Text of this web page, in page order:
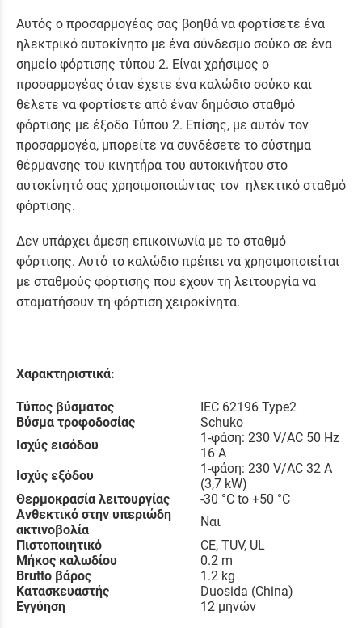
Αυτός ο προσαρμογέας σας βοηθά να φορτίσετε ένα
ηλεκτρικό αυτοκίνητο με ένα σύνδεσμο σούκο σε ένα
σημείο φόρτισης τύπου 2. Είναι χρήσιμος ο
προσαρμογέας όταν έχετε ένα καλώδιο σούκο και
θέλετε να φορτίσετε από έναν δημόσιο σταθμό
φόρτισης με έξοδο Τύπου 2. Επίσης, με αυτόν τον
προσαρμογέα, μπορείτε να συνδέσετε το σύστημα
θέρμανσης του κινητήρα του αυτοκινήτου στο
αυτοκίνητό σας χρησιμοποιώντας τον ηλεκτικό σταθμό
φόρτισης.
Δεν υπάρχει άμεση επικοινωνία με το σταθμό
φόρτισης. Αυτό το καλώδιο πρέπει να χρησιμοποιείται
με σταθμούς φόρτισης που έχουν τη λειτουργία να
σταματήσουν τη φόρτιση χειροκίνητα.
Χαρακτηριστικά:
Τύπος βύσματος
IEC 62196 Type2
Βύσμα τροφοδοσίας
Schuko
Ισχύς εισόδου
1-φάση: 230 V/AC 50 Hz
16 A
Ισχύς εξόδου
1-φάση: 230 V/AC 32 A
(3,7 kW)
Θερμοκρασία λειτουργίας
-30 °C to +50 °C
Ανθεκτικό στην υπεριώδη
ακτινοβολία
Ναι
Πιστοποιητικό
CE, TUV, UL
Μήκος καλωδίου
0.2 m
Brutto βάρος
1.2 kg
Κατασκευαστής
Duosida (China)
Εγγύηση
12 μηνών